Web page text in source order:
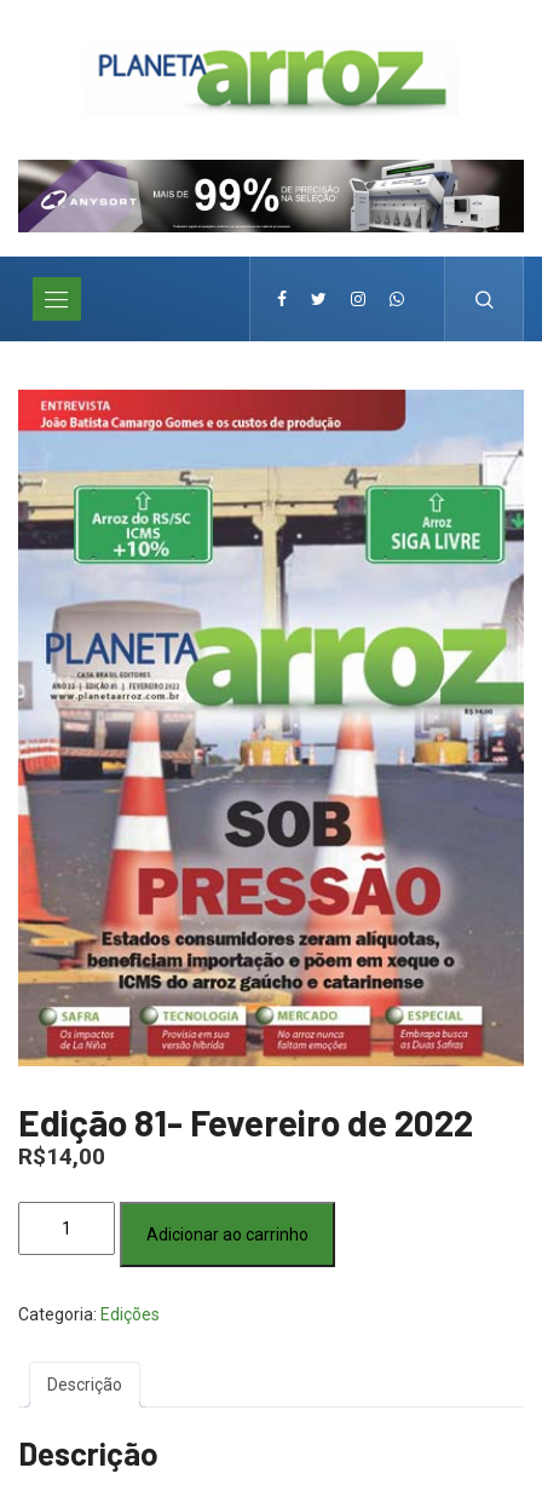
Edição 81- Fevereiro de 2022
R$14,00
2022
Adicionar ao carrinho
Categoria: Edições
Descrição
Descrição